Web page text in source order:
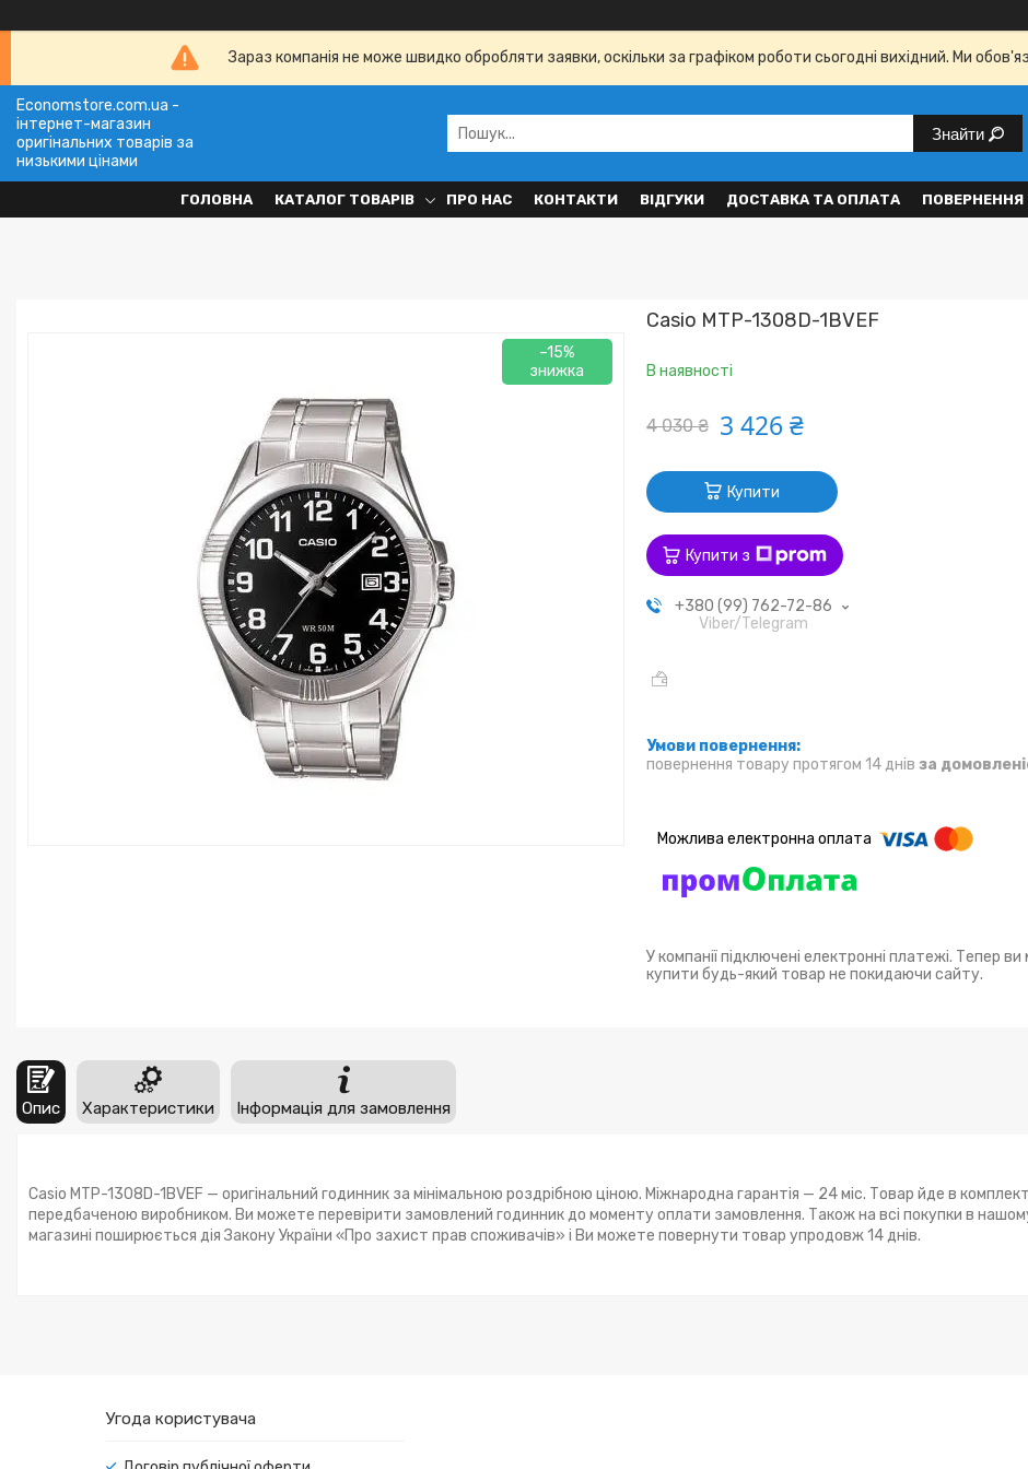
Зараз компанія не може швидко обробляти заявки, оскільки за графіком роботи сьогодні вихідний. Ми
Economstore.com.ua -
інтернет-магазин
оригінальних товарів за
низькими цінами
Знайти
ГОЛОВНА КАТАЛОГ ТОВАРІВ ПРО НАС КОНТАКТИ ВІДГУКИ ДОСТАВКА ТА ОПЛАТА ПОВЕРНЕННЯ
–15%
Casio MTP-1308D-1BVEF
В наявності
4 030 ₴ 3 426 ₴
Купити
Купити з
+380 (99) 762-72-86
Viber/Telegram
повернення товару протягом 14 днів за
У компанії підключені електронні платежі. Тепер
купити будь-який товар не покидаючи сайту.
Опис Характеристики Інформація для замовлення
Casio MTP-1308D-1BVEF — оригінальний годинник за мінімальною роздрібною ціною. Міжнародна гарантія — 24 міс. Товар йде в
передбаченою виробником. Ви можете перевірити замовлений годинник до моменту оплати замовлення. Також на всі покупки в
магазині поширюється дія Закону України «Про захист прав споживачів» і Ви можете повернути товар упродовж 14 днів.
Угода користувача